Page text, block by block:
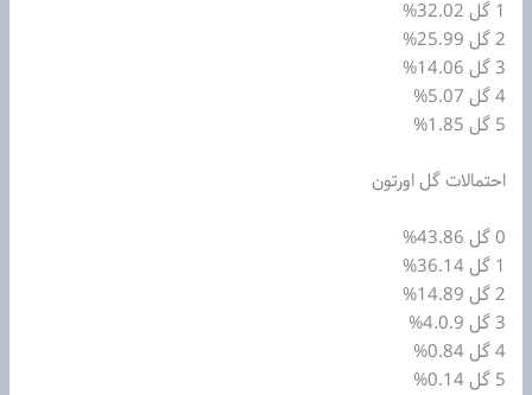
1 گل 32.02%
2 گل 25.99%
3 گل 14.06%
4 گل 5.07%
5 گل 1.85%
احتمالات گل اورتون
0 گل 43.86%
1 گل 36.14%
2 گل 14.89%
3 گل 4.0.9%
4 گل 0.84%
5 گل 0.14%